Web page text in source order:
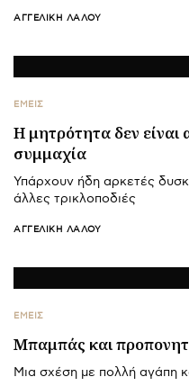
ΑΓΓΕΛΙΚΉ ΛΆΛΟΥ
ΕΜΕΙΣ
H μητρότητα δεν είναι
συμμαχία
Υπάρχουν ήδη αρκετές
άλλες τρικλοποδιές
ΑΓΓΕΛΙΚΉ ΛΆΛΟΥ
ΕΜΕΙΣ
Μπαμπάς και
Μια σχέση με πολλή αγάπη